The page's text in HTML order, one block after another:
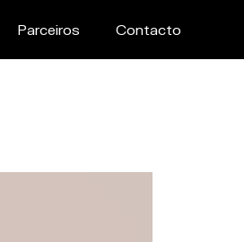
Parceiros Contacto